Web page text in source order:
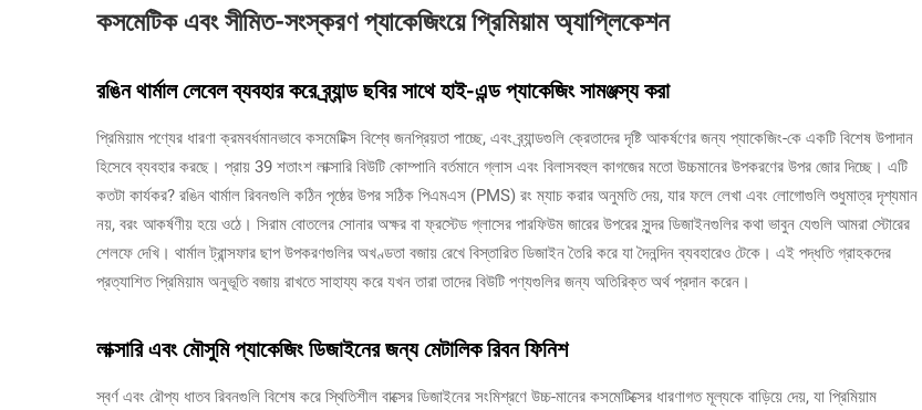
কসমেটিক এবং সীমিত-সংস্করণ প্যাকেজিংয়ে প্রিমিয়াম অ্যাপ্লিকেশন
রঙিন থার্মাল লেবেল ব্যবহার করে ব্র্যান্ড ছবির সাথে হাই-এন্ড প্যাকেজিং সামঞ্জস্য করা
প্রিমিয়াম পণ্যের ধারণা ক্রমবর্ধমানভাবে কসমেটিক্স বিশ্বে জনপ্রিয়তা পাচ্ছে, এবং ব্র্যান্ডগুলি ক্রেতাদের দৃষ্টি আকর্ষণের জন্য প্যাকেজিং-কে একটি বিশেষ উপাদান
হিসেবে ব্যবহার করছে। প্রায় 39 শতাংশ লাক্সারি বিউটি কোম্পানি বর্তমানে গ্লাস এবং বিলাসবহুল কাগজের মতো উচ্চমানের উপকরণের উপর জোর দিচ্ছে। এটি
কতটা কার্যকর? রঙিন থার্মাল রিবনগুলি কঠিন পৃষ্ঠের উপর সঠিক পিএমএস (PMS) রং ম্যাচ করার অনুমতি দেয়, যার ফলে লেখা এবং লোগোগুলি শুধুমাত্র দৃশ্যমান
নয়, বরং আকর্ষণীয় হয়ে ওঠে। সিরাম বোতলের সোনার অক্ষর বা ফ্রস্টেড গ্লাসের পারফিউম জারের উপরের সুন্দর ডিজাইনগুলির কথা ভাবুন যেগুলি আমরা স্টোরের
শেলফে দেখি। থার্মাল ট্রান্সফার ছাপ উপকরণগুলির অখণ্ডতা বজায় রেখে বিস্তারিত ডিজাইন তৈরি করে যা দৈনন্দিন ব্যবহারেও টেকে। এই পদ্ধতি গ্রাহকদের
প্রত্যাশিত প্রিমিয়াম অনুভূতি বজায় রাখতে সাহায্য করে যখন তারা তাদের বিউটি পণ্যগুলির জন্য অতিরিক্ত অর্থ প্রদান করেন।
লাক্সারি এবং মৌসুমি প্যাকেজিং ডিজাইনের জন্য মেটালিক রিবন ফিনিশ
স্বর্ণ এবং রৌপ্য ধাতব রিবনগুলি বিশেষ করে স্থিতিশীল বাক্সের ডিজাইনের সংমিশ্রণে উচ্চ-মানের কসমেটিক্সের ধারণাগত মূল্যকে বাড়িয়ে দেয়, যা প্রিমিয়াম